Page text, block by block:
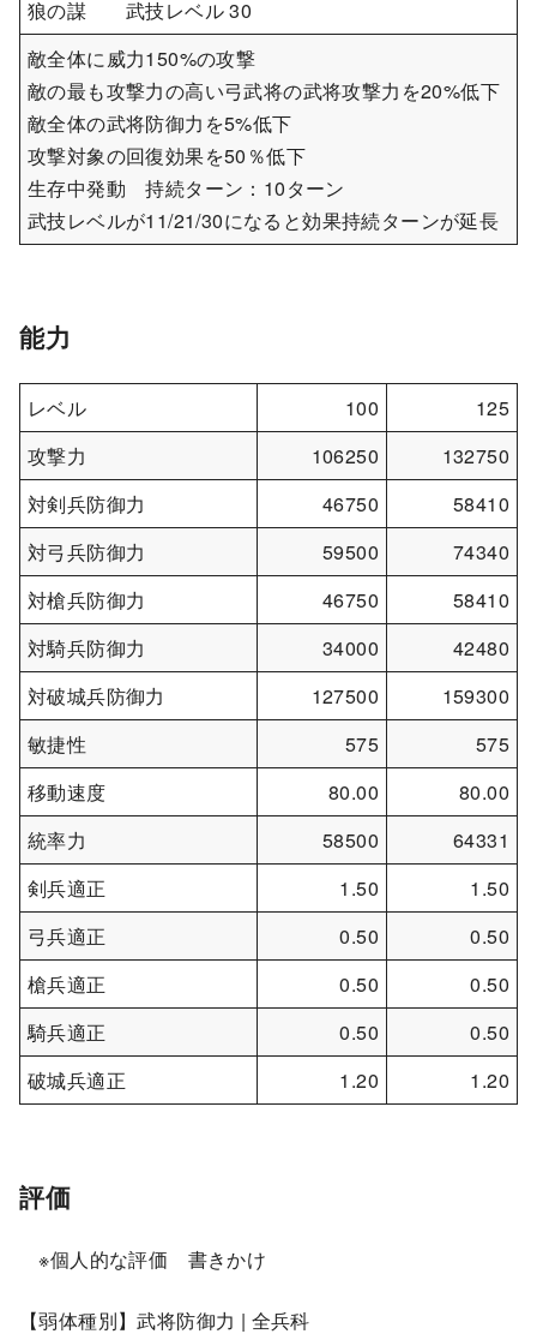
狼の謀 武技レベル 30
敵全体に威力150%の攻撃
敵の最も攻撃力の高い弓武将の武将攻撃力を20%低下
敵全体の武将防御力を5%低下
攻撃対象の回復効果を50％低下
生存中発動 持続ターン：10ターン
武技レベルが11/21/30になると効果持続ターンが延長
能力
レベル 100
125
攻撃力
106250
132750
対剣兵防御力
46750
58410
対弓兵防御力
59500
74340
対槍兵防御力
46750
58410
対騎兵防御力
34000
42480
対破城兵防御力
127500
159300
敏捷性
575
575
移動速度
80.00
80.00
統率力
58500
64331
剣兵適正
1.50
1.50
弓兵適正
0.50
0.50
槍兵適正
0.50
0.50
騎兵適正
0.50
0.50
破城兵適正
1.20 1.20
評価
※個人的な評価 書きかけ
【弱体種別】武将防御力 | 全兵科